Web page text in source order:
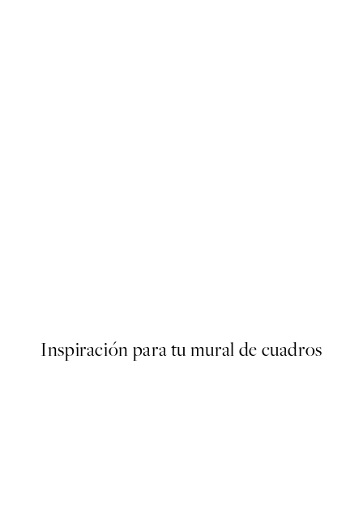
Inspiración para tu mural de cuadros